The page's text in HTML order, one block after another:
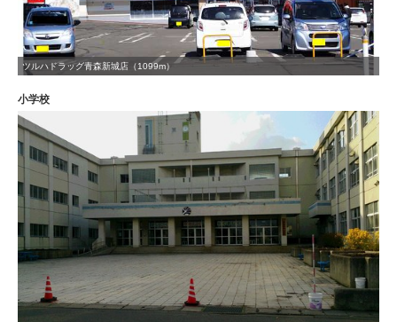
ツルハドラッグ青森新城店（1099m）
小学校